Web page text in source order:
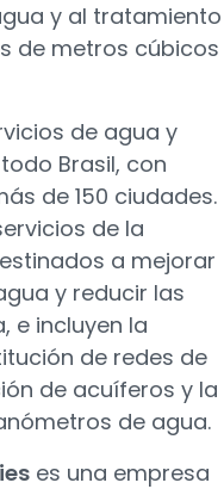
y al tratamiento
de metros cúbicos
de agua y
Brasil, con
de 150 ciudades.
de la
a mejorar
y reducir las
e incluyen la
de redes de
de acuíferos y la
de agua.
es una empresa